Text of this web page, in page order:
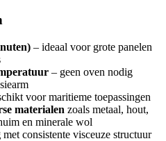
– ideaal voor grote panelen
– geen oven nodig
voor maritieme toepassingen
materialen zoals metaal, hout,
en minerale wol
met consistente visceuze structuur